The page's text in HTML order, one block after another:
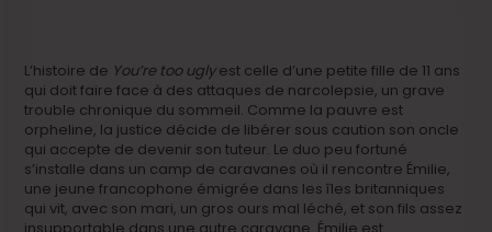
L’histoire de You’re too uglyest celle d’une petite fille de 11 ans
qui doit faire face à des attaques de narcolepsie, un grave
trouble chronique du sommeil. Comme la pauvre est
orpheline, la justice décide de libérer sous caution son oncle
qui accepte de devenir son tuteur. Le duo peu fortuné
s’installe dans un camp de caravanes où il rencontre Émilie,
une jeune francophone émigrée dans les îles britanniques
qui vit, avec son mari, un gros ours mal léché, et son fils assez